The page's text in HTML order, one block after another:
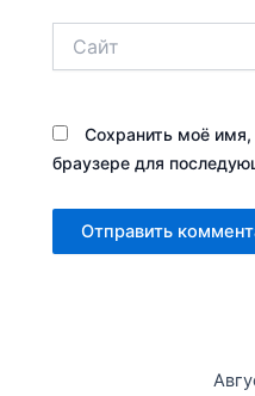
Сохранить моё имя,
браузере для